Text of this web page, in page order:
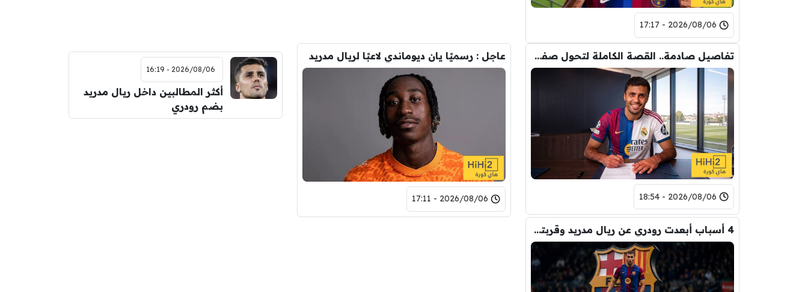
2026/08/06 - 17:17
تفاصيل صادمة.. القصة الكاملة لتحول صفقة رودري من ريال مدريد الى برشلونة
2026/08/06 - 18:54
عاجل : رسميًا يان ديوماندي لاعبًا لريال مدريد
2026/08/06 - 17:11
4 أسباب أبعدت رودري عن ريال مدريد وقربته من برشلونة
2026/08/06 - 16:19
أكثر المطالبين داخل ريال مدريد
بضم رودري